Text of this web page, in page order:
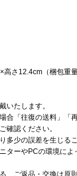
さ12.4cm（梱包重量
いたします。
合「往復の送料」「
確認ください。
少の誤差を生じるこ
ターやPCの環境によ
、ご返品・交換は原